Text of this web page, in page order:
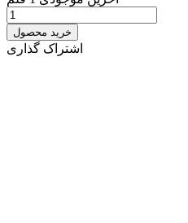
خرید محصول
اشتراک گذاری